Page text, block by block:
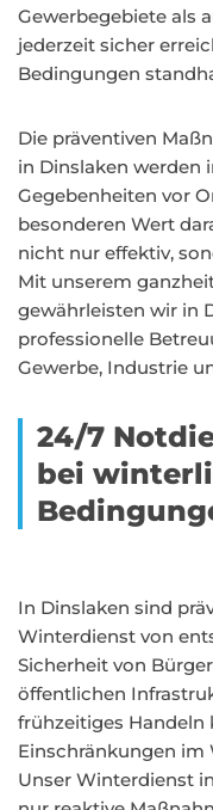
Gewerbegebiete als
jederzeit sicher
Bedingungen
Die präventiven
in Dinslaken werden
Gegebenheiten vor
besonderen Wert
nicht nur effektiv,
Mit unserem
gewährleisten wir in
professionelle
Gewerbe, Industrie
24/7
bei
In Dinslaken sind
Winterdienst von
Sicherheit von
öffentlichen
frühzeitiges
Einschränkungen im
Unser Winterdienst